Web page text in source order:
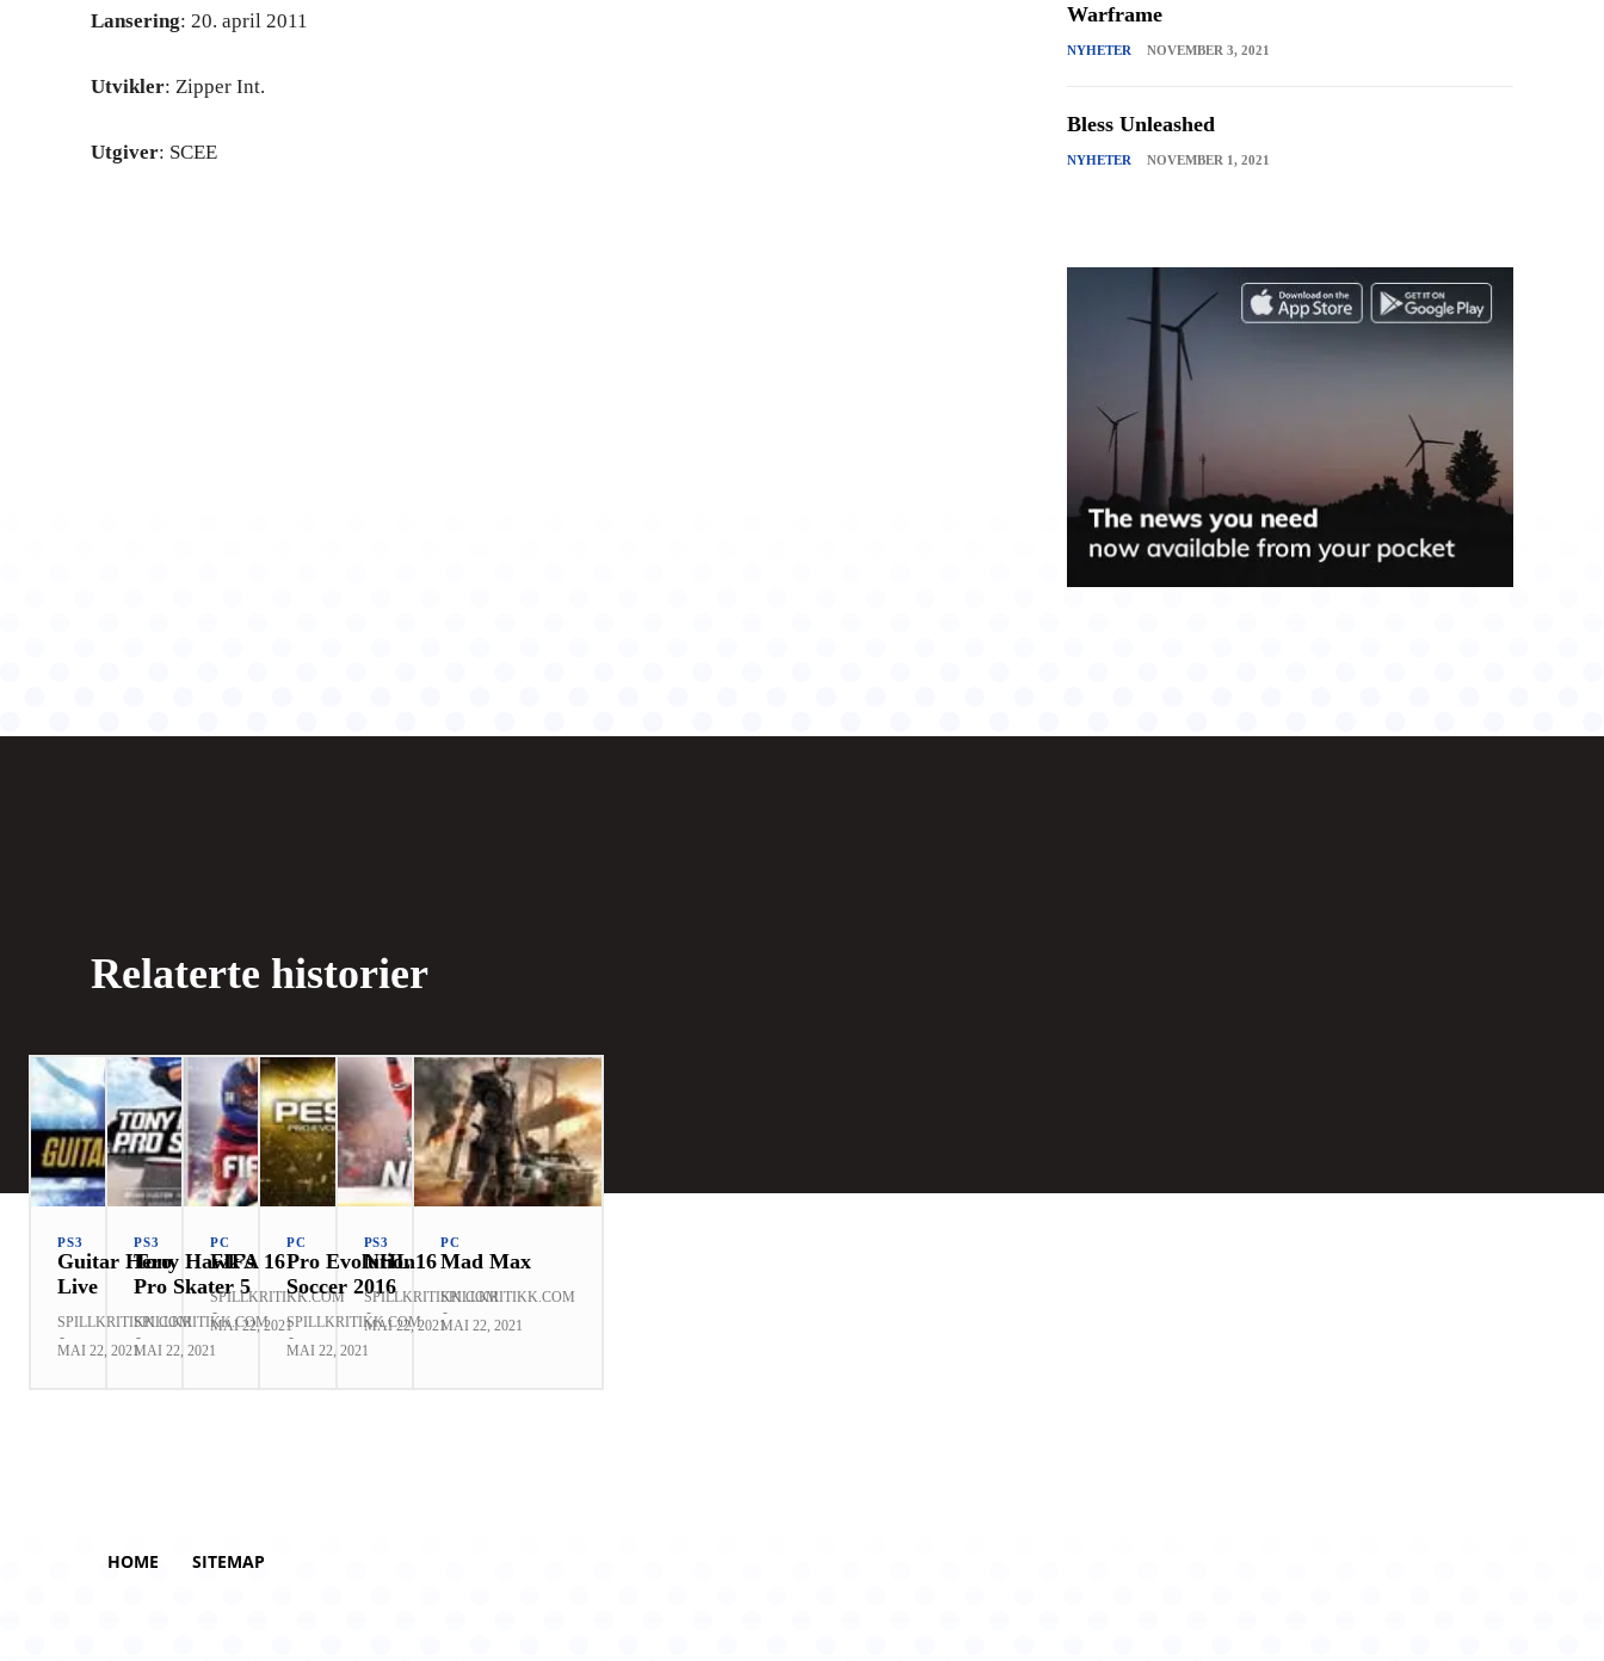
Lansering: 20. april 2011
Utvikler: Zipper Int.
Utgiver: SCEE
Warframe
NYHETER NOVEMBER 3, 2021
Bless Unleashed
NYHETER NOVEMBER 1, 2021
Relaterte historier
PS3
Guitar Hero
Live
SPILLKRITIKK.COM
-
MAI 22, 2021
PS3
Tony Hawk’s
Pro Skater 5
SPILLKRITIKK.COM
-
MAI 22, 2021
PC
FIFA 16
SPILLKRITIKK.COM
-
MAI 22, 2021
PC
Pro Evolution
Soccer 2016
SPILLKRITIKK.COM
-
MAI 22, 2021
PS3
NHL 16
SPILLKRITIKK.COM
-
MAI 22, 2021
PC
Mad Max
SPILLKRITIKK.COM
-
MAI 22, 2021
HOME SITEMAP